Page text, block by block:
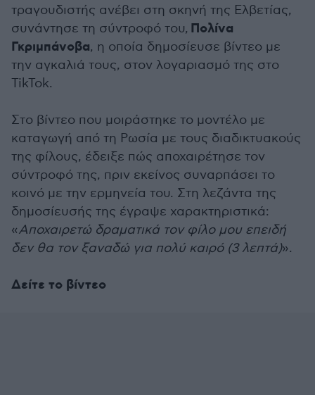
τραγουδιστής ανέβει στη σκηνή της Ελβετίας,
συνάντησε τη σύντροφό του, Πολίνα
Γκριμπάνοβα, η οποία δημοσίευσε βίντεο με
την αγκαλιά τους, στον λογαριασμό της στο
TikTok.
Στο βίντεο που μοιράστηκε το μοντέλο με
καταγωγή από τη Ρωσία με τους διαδικτυακούς
της φίλους, έδειξε πώς αποχαιρέτησε τον
σύντροφό της, πριν εκείνος συναρπάσει το
κοινό με την ερμηνεία του. Στη λεζάντα της
δημοσίευσής της έγραψε χαρακτηριστικά:
«Αποχαιρετώ δραματικά τον φίλο μου επειδή
δεν θα τον ξαναδώ για πολύ καιρό (3 λεπτά)».
Δείτε το βίντεο